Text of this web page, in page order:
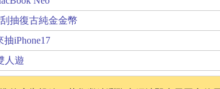
抽復古純金金幣
iPhone17
人遊